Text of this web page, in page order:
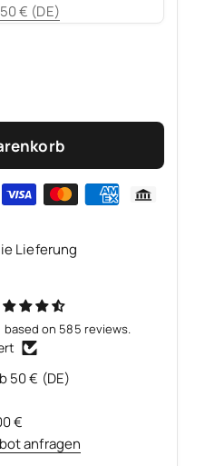
€ (DE)
Lieferung
on 585 reviews.
50 € (DE)
€
anfragen